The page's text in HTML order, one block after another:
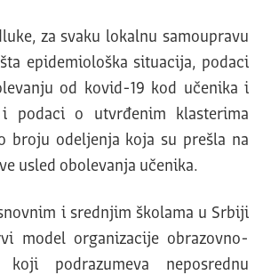
za svaku lokalnu samoupravu
epidemiološka situacija, podaci
od kovid-19 kod učenika i
i podaci o utvrđenim klasterima
broju odeljenja koja su prešla na
usled obolevanja učenika.
i srednjim školama u Srbiji
model organizacije obrazovno-
podrazumeva neposrednu